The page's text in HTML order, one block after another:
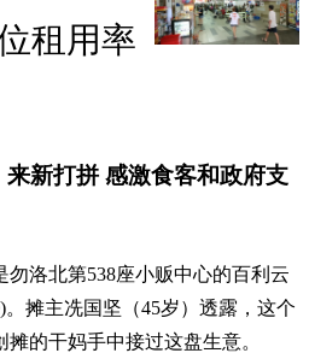
租用率
新打拼 感激食客和政府支
洛北第538座小贩中心的百利云
。摊主冼国坚（45岁）透露，这个
的干妈手中接过这盘生意。